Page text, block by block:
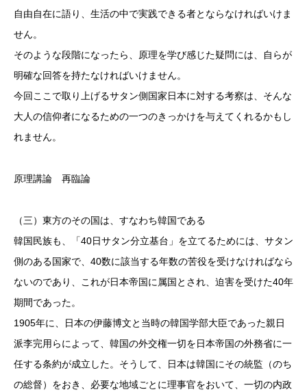
自由自在に語り、生活の中で実践できる者とならなければいけま
せん。
そのような段階になったら、原理を学び感じた疑問には、自らが
明確な回答を持たなければいけません。
今回ここで取り上げるサタン側国家日本に対する考察は、そんな
大人の信仰者になるための一つのきっかけを与えてくれるかもし
れません。
原理講論 再臨論
（三）東方のその国は、すなわち韓国である
韓国民族も、「40日サタン分立基台」を立てるためには、サタン
側のある国家で、40数に該当する年数の苦役を受けなければなら
ないのであり、これが日本帝国に属国とされ、迫害を受けた40年
期間であった。
1905年に、日本の伊藤博文と当時の韓国学部大臣であった親日
派李完用らによって、韓国の外交権一切を日本帝国の外務省に一
任する条約が成立した。そうして、日本は韓国にその統監（のち
の総督）をおき、必要な地域ごとに理事官をおいて、一切の内政